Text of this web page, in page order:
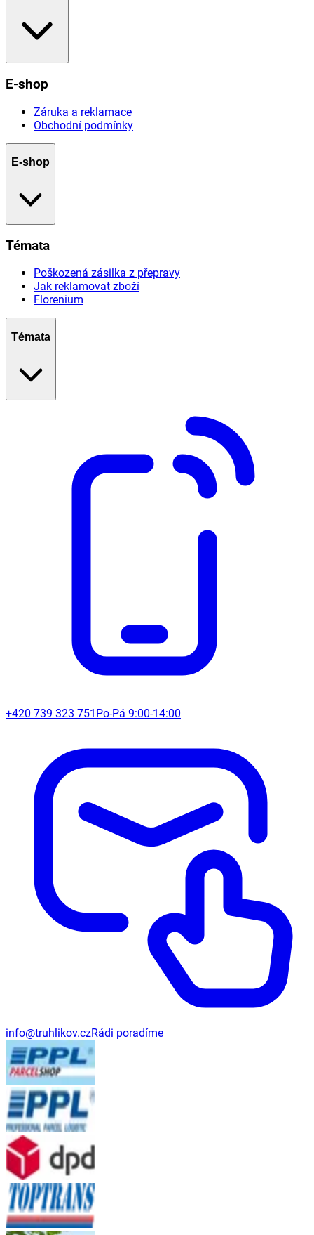
E-shop
Záruka a reklamace
Obchodní podmínky
E-shop
Témata
Poškozená zásilka z přepravy
Jak reklamovat zboží
Florenium
Témata
+420 739 323 751 Po-Pá 9:00-14:00
info@truhlikov.czRádi poradíme